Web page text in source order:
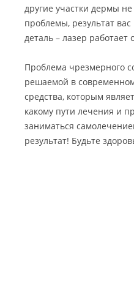
другие участки дермы
проблемы, результат
деталь – лазер
Проблема чрезмерного
решаемой в
средства, которым
какому пути лечения и
заниматься
результат! Будьте